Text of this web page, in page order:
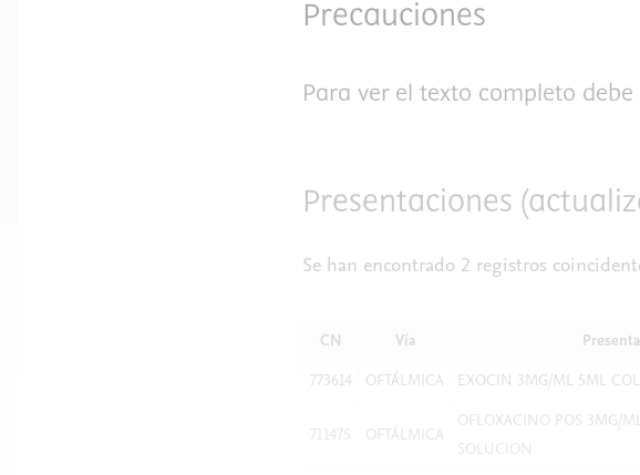
Precauciones
Para ver el texto completo
Presentaciones
Se han encontrado 2 registros
CN Vía
773614
OFTÁLMICA EXOCIN 3MG/ML 5ML
711475 OFTÁLMICA
OFLOXACINO POS 3MG/
SOLUCION